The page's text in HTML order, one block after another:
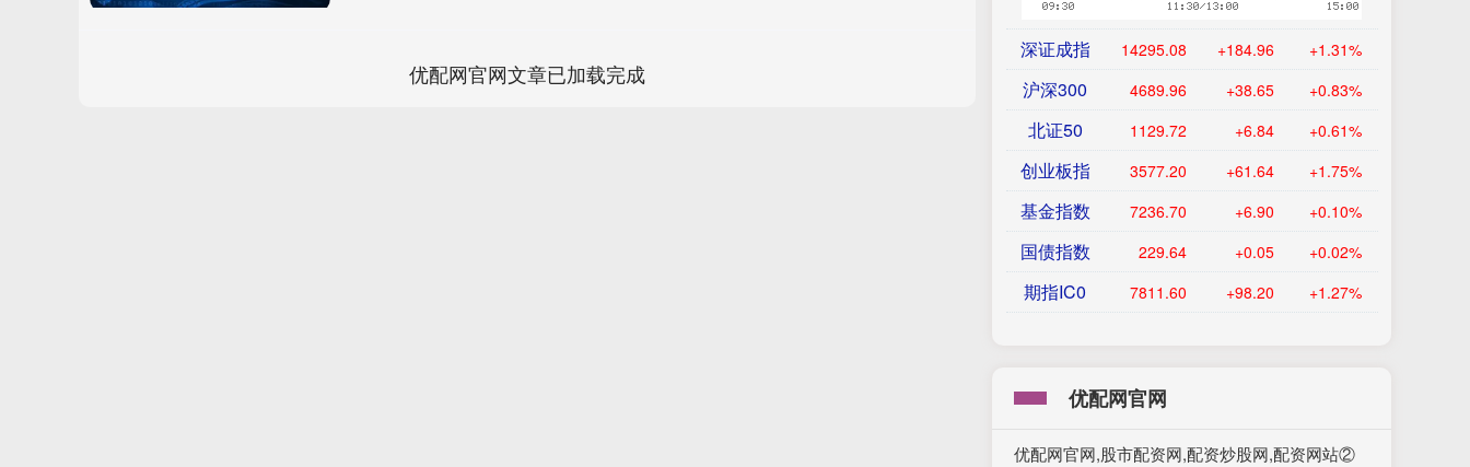
优配网官网文章已加载完成
深证成指 14295.08 +184.96 +1.31%
沪深300 4689.96 +38.65 +0.83%
北证50 1129.72 +6.84 +0.61%
创业板指 3577.20 +61.64 +1.75%
基金指数 7236.70 +6.90 +0.10%
国债指数 229.64 +0.05 +0.02%
期指IC0 7811.60 +98.20 +1.27%
优配网官网
优配网官网,股市配资网,配资炒股网,配资网站②